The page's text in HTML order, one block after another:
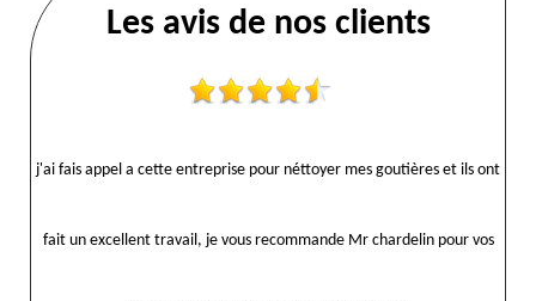
Les avis de nos clients
j'ai fais appel a cette entreprise pour néttoyer mes goutières et ils ont
fait un excellent travail, je vous recommande Mr chardelin pour vos